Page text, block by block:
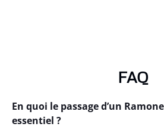
FAQ
En quoi le passage d’un
essentiel ?